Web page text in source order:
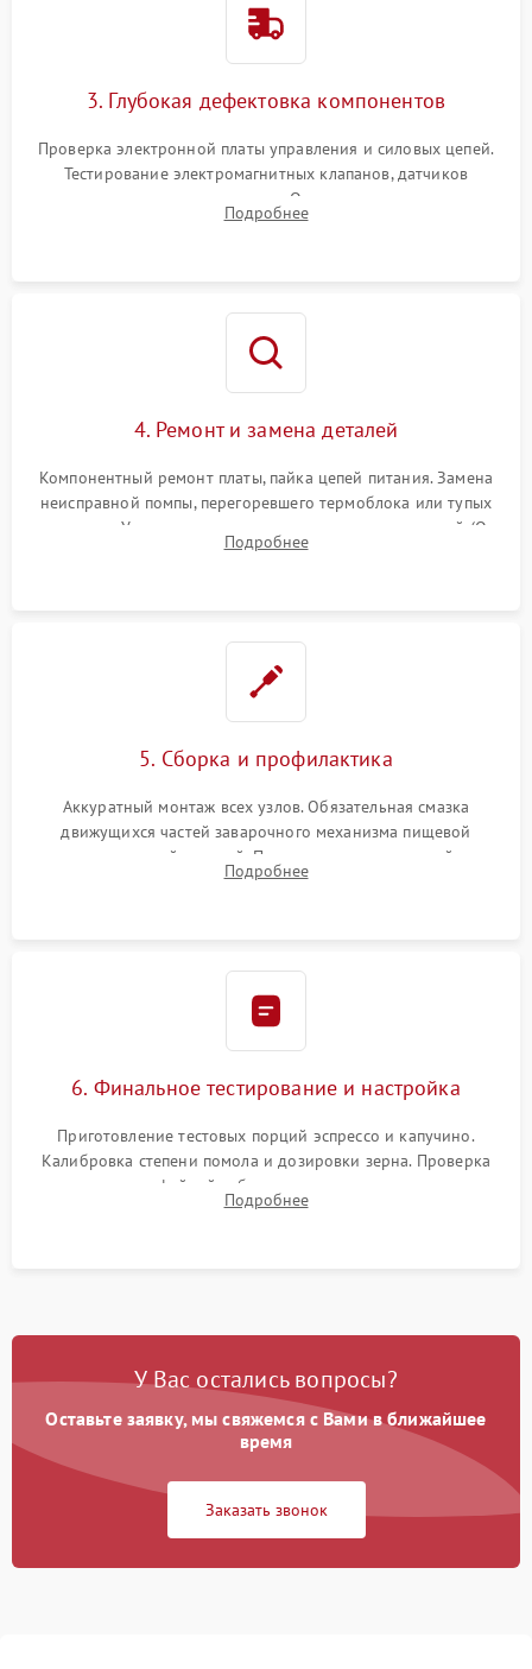
3. Глубокая дефектовка компонентов
Проверка электронной платы управления и силовых цепей.
Тестирование электромагнитных клапанов, датчиков
температуры и расходомера. Оценка степени износа
жерновов кофемолки, уплотнительных колец гидросистемы
Подробнее
4. Ремонт и замена деталей
Компонентный ремонт платы, пайка цепей питания. Замена
неисправной помпы, перегоревшего термоблока или тупых
жерновов. Установка новых силиконовых уплотнителей (O-
ring) и тефлоновых трубок для надежного устранения
Подробнее
5. Сборка и профилактика
Аккуратный монтаж всех узлов. Обязательная смазка
движущихся частей заварочного механизма пищевой
силиконовой смазкой. Проведение программной
декальцинации и очистки системы от кофейных масел.
Подробнее
6. Финальное тестирование и настройка
Приготовление тестовых порций эспрессо и капучино.
Калибровка степени помола и дозировки зерна. Проверка
плотности кофейной таблетки, температуры напитка и
качества молочной пены. Контроль отсутствия посторонних
Подробнее
У Вас остались вопросы?
Оставьте заявку, мы свяжемся с Вами в ближайшее
время
Заказать звонок